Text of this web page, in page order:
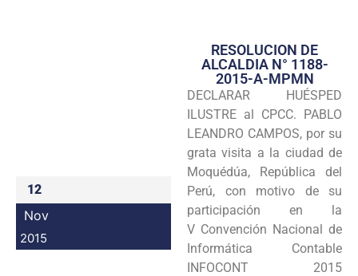
Transparencia
Seguridad
Programas
Intranet
12
Nov
2015
RESOLUCION DE
ALCALDIA N° 1188-
2015-A-MPMN
DECLARAR HUÉSPED
ILUSTRE al CPCC. PABLO
LEANDRO CAMPOS, por su
grata visita a la ciudad de
Moquédúa, República del
Perú, con motivo de su
participación en la
V Convención Nacional de
Informática Contable
INFOCONT 2015